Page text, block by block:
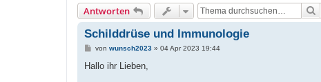
Antworten
Schilddrüse und Immunologie
B
i
von wunsch2023» 04 Apr 2023 19:44
Hallo ihr Lieben,